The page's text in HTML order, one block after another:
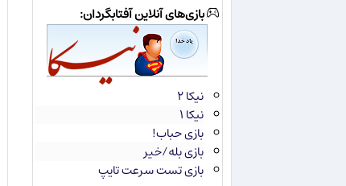
بازی‌های آنلاین آفتابگردان:
نیکا ۲
نیکا ۱
بازی حباب!
بازی بله/خیر
بازی تست سرعت تایپ